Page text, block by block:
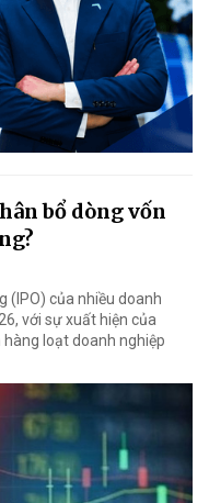
bổ dòng vốn
(IPO) của nhiều doanh
với sự xuất hiện của
hàng loạt doanh nghiệp